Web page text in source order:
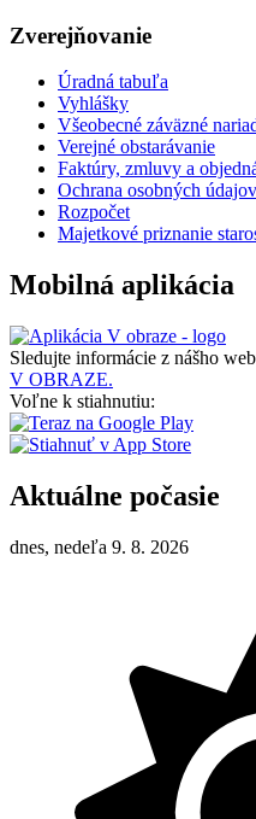
Zverejňovanie
Úradná tabuľa
Vyhlášky
Všeobecné záväzné
Verejné obstarávanie
Faktúry, zmluvy a
Ochrana osobných údajov
Rozpočet
Majetkové priznanie
Mobilná aplikácia
Sledujte informácie z nášho
V OBRAZE.
Voľne k stiahnutiu:
Aktuálne počasie
dnes, nedeľa 9. 8. 2026